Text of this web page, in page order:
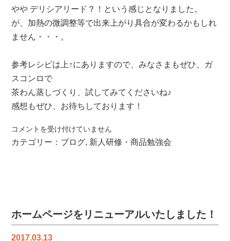
やや デリシアリード？！という感じとなりました。
が、加熱の微調整等で出来上がり具合が変わるかもしれ
ません・・・。
参考レシピは上↑にありますので、みなさまもぜひ、ガ
スコンロで
茶わん蒸しづくり、試してみてくださいね♪
感想もぜひ、お待ちしております！
＼
茶
決
／
は
コメントを受け付けていません
カテゴリー： ブログ, 新人研修・商品勉強会
ホームページをリニューアルいたしました！
2017.03.13